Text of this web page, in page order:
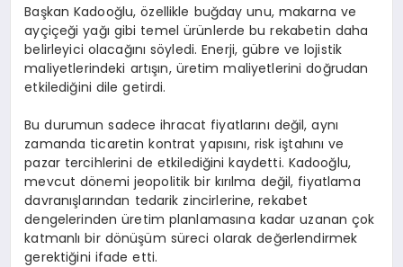
Başkan Kadooğlu, özellikle buğday unu, makarna ve
ayçiçeği yağı gibi temel ürünlerde bu rekabetin daha
belirleyici olacağını söyledi. Enerji, gübre ve lojistik
maliyetlerindeki artışın, üretim maliyetlerini doğrudan
etkilediğini dile getirdi.
Bu durumun sadece ihracat fiyatlarını değil, aynı
zamanda ticaretin kontrat yapısını, risk iştahını ve
pazar tercihlerini de etkilediğini kaydetti. Kadooğlu,
mevcut dönemi jeopolitik bir kırılma değil, fiyatlama
davranışlarından tedarik zincirlerine, rekabet
dengelerinden üretim planlamasına kadar uzanan çok
katmanlı bir dönüşüm süreci olarak değerlendirmek
gerektiğini ifade etti.